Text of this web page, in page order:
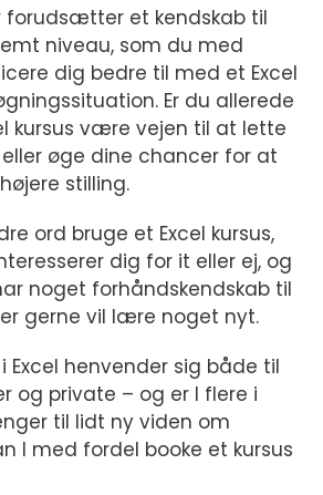
forudsætter et kendskab til
niveau, som du med
dig bedre til med et Excel
Er du allerede
kursus være vejen til at lette
øge dine chancer for at
stilling.
ord bruge et Excel kursus,
dig for it eller ej, og
noget forhåndskendskab til
gerne vil lære noget nyt.
Excel henvender sig både til
og private – og er I flere i
til lidt ny viden om
I med fordel booke et kursus